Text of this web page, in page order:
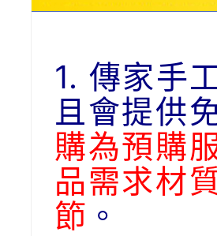
1. 傳家手
且會提供
購為預購
品需求材
節 。